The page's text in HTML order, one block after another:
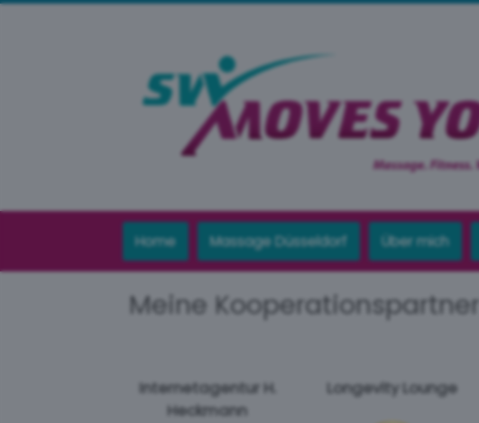
Home Massage Düsseldorf Über mich
Meine Kooperationspartner
Internetagentur H.
Heckmann
Longevity Lounge